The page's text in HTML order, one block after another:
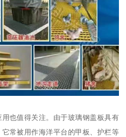
也值得关注。由于玻璃钢盖板具有
常被用作海洋平台的甲板、护栏等